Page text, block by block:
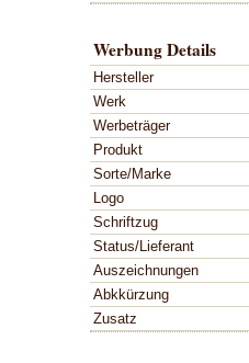
Werbung Details
Hersteller
Werk
Werbeträger
Produkt
Sorte/Marke
Logo
Schriftzug
Status/Lieferant
Auszeichnungen
Abkkürzung
Zusatz